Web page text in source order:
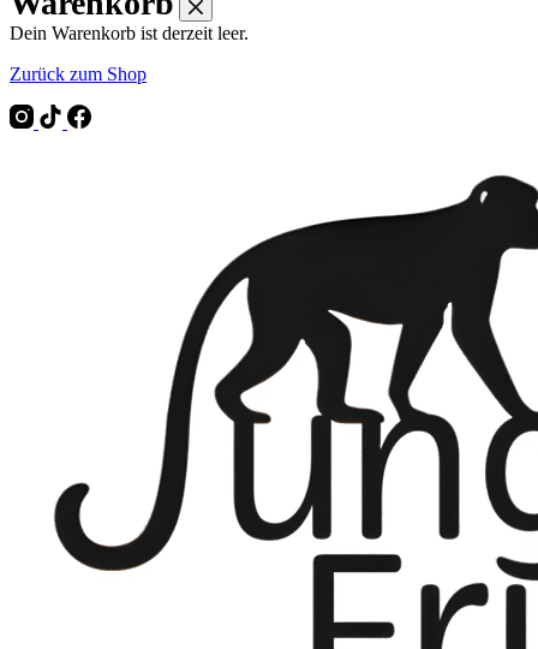
Dein Warenkorb ist derzeit leer.
Zurück zum Shop